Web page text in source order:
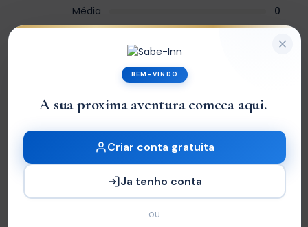
Média
0
Sem Avaliações
log into write review
Customer 01
BEM-VINDO
A sua proxima aventura comeca aqui.
Criar conta gratuita
Ja tenho conta
OU